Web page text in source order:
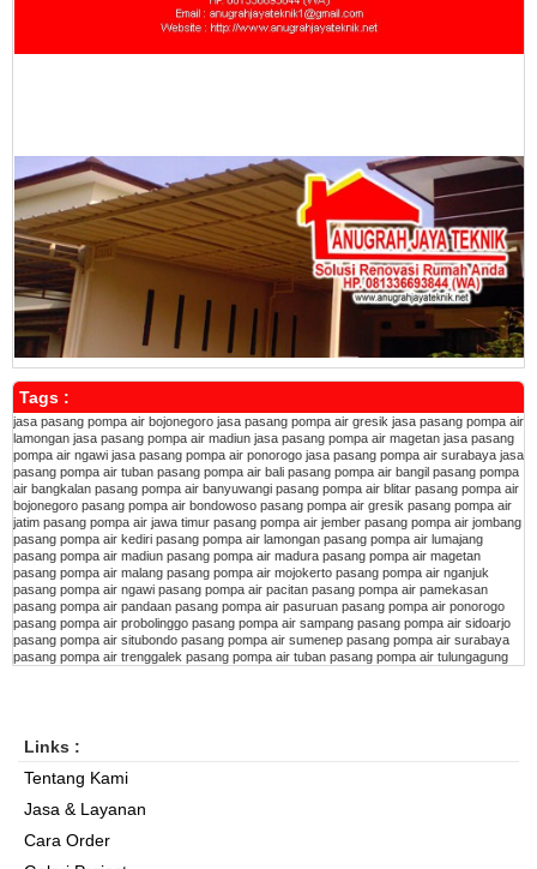
Tags :
jasa pasang pompa air bojonegoro jasa pasang pompa air gresik jasa pasang pompa air
lamongan jasa pasang pompa air madiun jasa pasang pompa air magetan jasa pasang
pompa air ngawi jasa pasang pompa air ponorogo jasa pasang pompa air surabaya jasa
pasang pompa air tuban pasang pompa air bali pasang pompa air bangil pasang pompa
air bangkalan pasang pompa air banyuwangi pasang pompa air blitar pasang pompa air
bojonegoro pasang pompa air bondowoso pasang pompa air gresik pasang pompa air
jatim pasang pompa air jawa timur pasang pompa air jember pasang pompa air jombang
pasang pompa air kediri pasang pompa air lamongan pasang pompa air lumajang
pasang pompa air madiun pasang pompa air madura pasang pompa air magetan
pasang pompa air malang pasang pompa air mojokerto pasang pompa air nganjuk
pasang pompa air ngawi pasang pompa air pacitan pasang pompa air pamekasan
pasang pompa air pandaan pasang pompa air pasuruan pasang pompa air ponorogo
pasang pompa air probolinggo pasang pompa air sampang pasang pompa air sidoarjo
pasang pompa air situbondo pasang pompa air sumenep pasang pompa air surabaya
pasang pompa air trenggalek pasang pompa air tuban pasang pompa air tulungagung
Links :
Tentang Kami
Jasa & Layanan
Cara Order